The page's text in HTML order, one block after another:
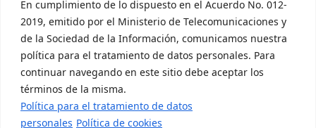
En cumplimiento de lo dispuesto en el Acuerdo No. 012-
2019, emitido por el Ministerio de Telecomunicaciones y
de la Sociedad de la Información, comunicamos nuestra
política para el tratamiento de datos personales. Para
continuar navegando en este sitio debe aceptar los
términos de la misma.
Política para el tratamiento de datos
personales Política de cookies